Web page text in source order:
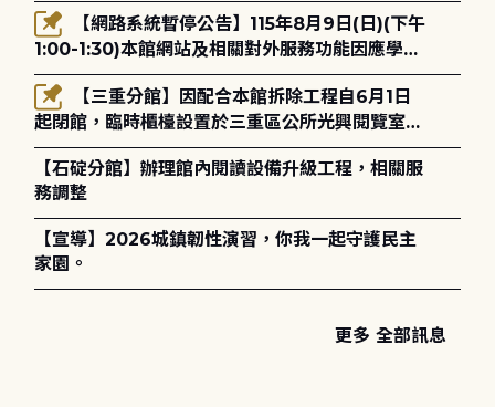
1:00-1:30)本館網站及相關對外服務功能因應學術
網路升級更新將暫停服務。
起閉館，臨時櫃檯設置於三重區公所光興閱覽室，
造成不便，敬請見諒。
【石碇分館】辦理館內閱讀設備升級工程，相關服
務調整
【宣導】2026城鎮韌性演習，你我一起守護民主
家園。
更多 全部訊息